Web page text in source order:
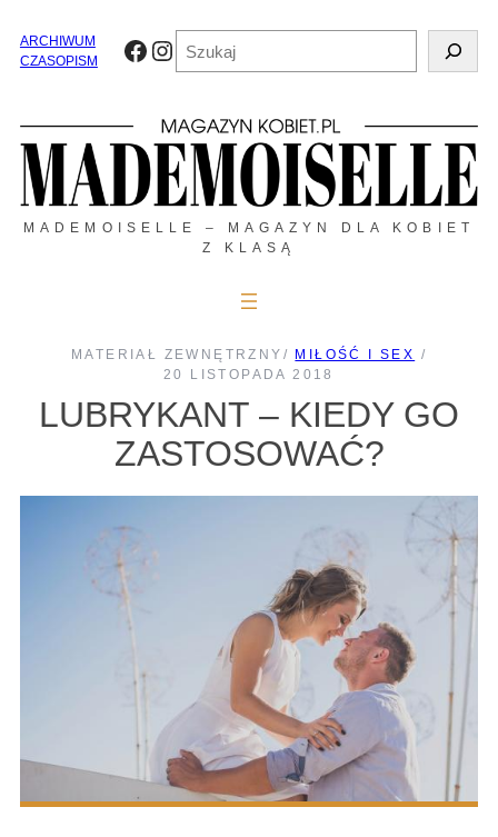
treściARCHIWUM
CZASOPISM
Facebook
Instagram
MADEMOISELLE – MAGAZYN DLA KOBIET
Z KLASĄ
MATERIAŁ ZEWNĘTRZNY / MIŁOŚĆ I SEX /
20 LISTOPADA 2018
LUBRYKANT – KIEDY GO
ZASTOSOWAĆ?